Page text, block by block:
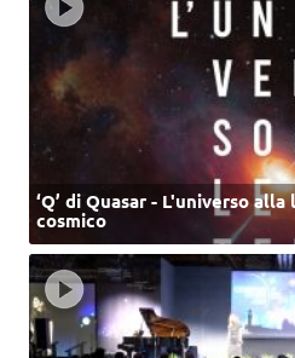
‘Q’ di Quasar - L'universo
cosmico